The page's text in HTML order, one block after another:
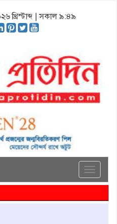
খ্রিস্টাব্দ | সকাল ৯:৪৯
Toggle